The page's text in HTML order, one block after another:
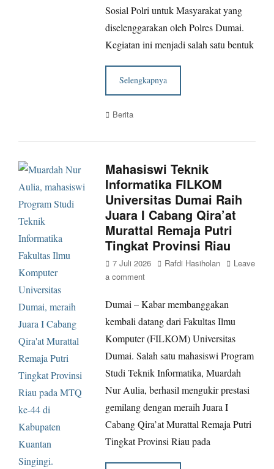
Sosial Polri untuk Masyarakat yang
diselenggarakan oleh Polres Dumai.
Kegiatan ini menjadi salah satu bentuk
Selengkapnya
Categories
Berita
Mahasiswi Teknik
Informatika FILKOM
Universitas Dumai Raih
Juara I Cabang Qira’at
Murattal Remaja Putri
Tingkat Provinsi Riau
Posted
on
7 Juli 2026 Author
Rafdi Hasiholan
Leave
a comment
Dumai – Kabar membanggakan
kembali datang dari Fakultas Ilmu
Komputer (FILKOM) Universitas
Dumai. Salah satu mahasiswi Program
Studi Teknik Informatika, Muardah
Nur Aulia, berhasil mengukir prestasi
gemilang dengan meraih Juara I
Cabang Qira’at Murattal Remaja Putri
Tingkat Provinsi Riau pada